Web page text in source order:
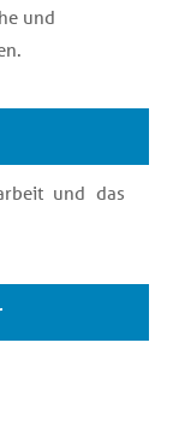
und
und das